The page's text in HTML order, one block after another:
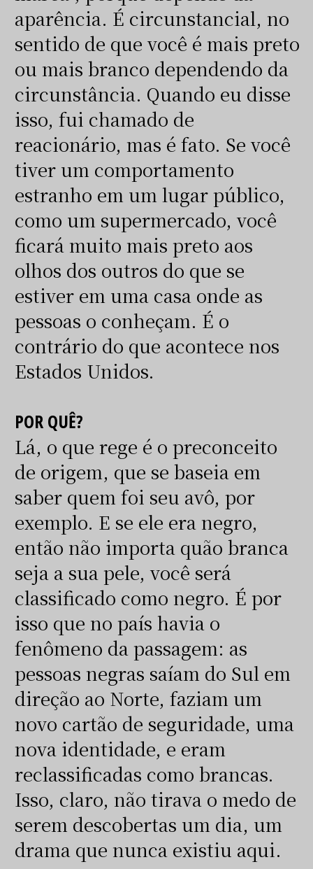
aparência. É circunstancial, no
sentido de que você é mais preto
ou mais branco dependendo da
circunstância. Quando eu disse
isso, fui chamado de
reacionário, mas é fato. Se você
tiver um comportamento
estranho em um lugar público,
como um supermercado, você
ficará muito mais preto aos
olhos dos outros do que se
estiver em uma casa onde as
pessoas o conheçam. É o
contrário do que acontece nos
Estados Unidos.
POR QUÊ?
Lá, o que rege é o preconceito
de origem, que se baseia em
saber quem foi seu avô, por
exemplo. E se ele era negro,
então não importa quão branca
seja a sua pele, você será
classificado como negro. É por
isso que no país havia o
fenômeno da passagem: as
pessoas negras saíam do Sul em
direção ao Norte, faziam um
novo cartão de seguridade, uma
nova identidade, e eram
reclassificadas como brancas.
Isso, claro, não tirava o medo de
serem descobertas um dia, um
drama que nunca existiu aqui.